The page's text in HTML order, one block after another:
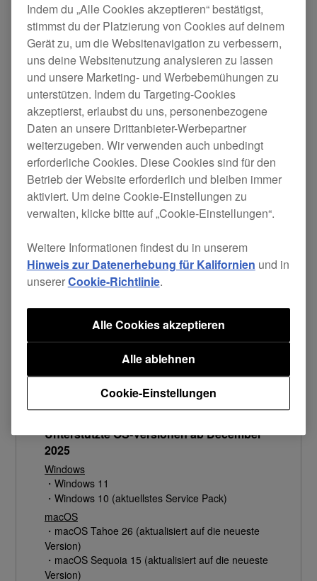
nur einmal auf Ihrem PC/Mac installieren, um
automatische Benachrichtigungen für
aktuelle und zukünftige AlphaTheta/Pioneer
DJ-Produkte mit USB-Anschluss zu
aktivieren.
Wenn ein Update verfügbar ist, müssen Sie
es immer noch selbst installieren (es
geschieht nicht automatisch), wodurch Sie
immer die Kontrolle haben. Klicken Siehier
für Informationen zur Aktualisierung der
Produkt-Firmware und klicken Siehier, um
mehr über die Verwendung des Firmware
Update Managers zu erfahren.
Windows-Version herunterladen
Mac-Version herunterladen
Firmware Update Manager wurde veröffentlicht.
Unterstützte OS-Versionen ab December
2025
Windows
・Windows 11
・Windows 10 (aktuellstes Service Pack)
macOS
・macOS Tahoe 26 (aktualisiert auf die neueste
Version)
・macOS Sequoia 15 (aktualisiert auf die neueste
Version)
Indem du „Alle Cookies akzeptieren“ bestätigst,
stimmst du der Platzierung von Cookies auf deinem
Gerät zu, um die Websitenavigation zu verbessern,
uns deine Websitenutzung analysieren zu lassen
und unsere Marketing- und Werbebemühungen zu
unterstützen. Indem du Targeting-Cookies
akzeptierst, erlaubst du uns, personenbezogene
Daten an unsere Drittanbieter-Werbepartner
weiterzugeben. Wir verwenden auch unbedingt
erforderliche Cookies. Diese Cookies sind für den
Betrieb der Website erforderlich und bleiben immer
aktiviert. Um deine Cookie-Einstellungen zu
verwalten, klicke bitte auf „Cookie-Einstellungen“.
Weitere Informationen findest du in unserem
Hinweis zur Datenerhebung für Kalifornien und in
unsererCookie-Richtlinie.
Cookie-Einstellungen
Alle ablehnen
Alle Cookies akzeptieren